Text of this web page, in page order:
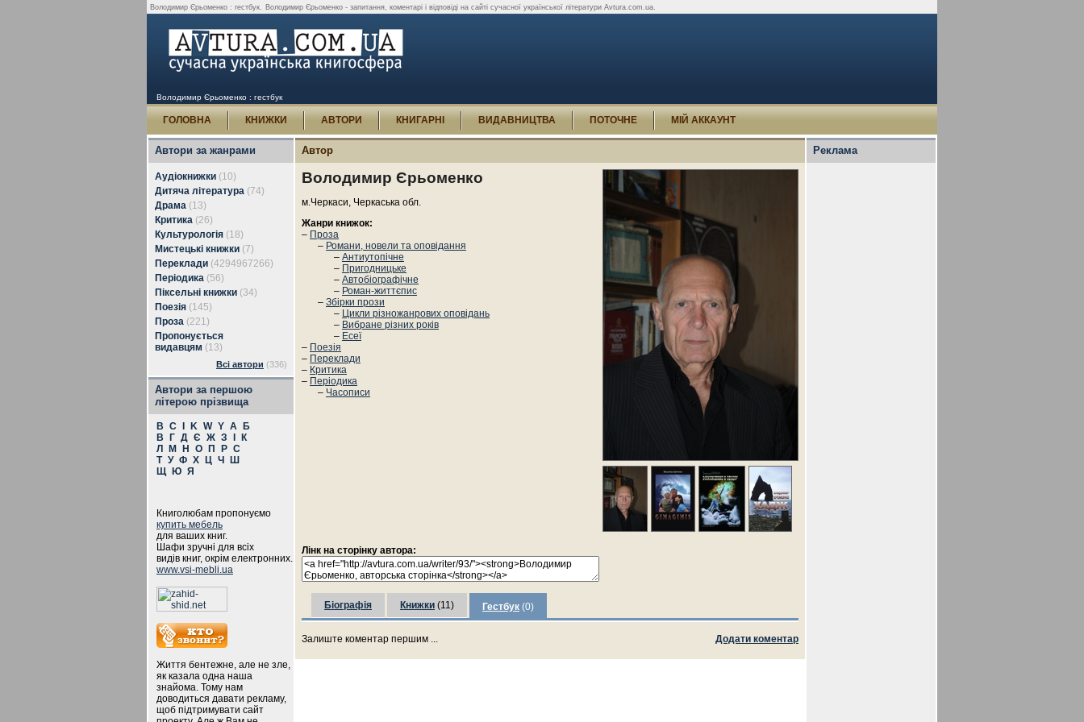
Володимир Єрьоменко : гестбук. Володимир Єрьоменко - запитання, коментарі і відповіді на сайті сучасної української літератури Avtura.com.ua.
Володимир Єрьоменко : гестбук
ГОЛОВНА КНИЖКИ АВТОРИ КНИГАРНІ ВИДАВНИЦТВА ПОТОЧНЕ МІЙ АККАУНТ
Автори за жанрами
Аудіокнижки (10)
Дитяча література (74)
Драма (13)
Критика (26)
Культурологія (18)
Мистецькі книжки (7)
Переклади (4294967266)
Періодика (56)
Піксельні книжки (34)
Поезія (145)
Проза (221)
Пропонується
видавцям (13)
Всі автори (336)
Автори за першою
літерою прізвища
B C K W Y А
Б
В
Г Д Є Ж З
К
Л
М Н О П Р С
Т У Ф Х Ц Ч
Ш
Щ
Ю Я
Книголюбам пропонуємо
купить мебель
для ваших книг.
Шафи зручні для всіх
видів книг, окрім електронних.
www.vsi-mebli.ua
Життя бентежне, але не зле,
як казала одна наша
знайома. Тому нам
доводиться давати рекламу,
щоб підтримувати сайт
Автор
Володимир Єрьоменко
м.Черкаси, Черкаська обл.
Жанри книжок:
– Проза
– Романи, новели та оповідання
– Антиутопічне
– Пригодницьке
– Автобіографічне
– Роман-життєпис
– Збірки прози
– Цикли різножанрових оповідань
– Вибране різних років
– Есеї
– Поезія
– Переклади
– Критика
– Періодика
– Часописи
Лінк на сторінку автора:
Біографія Книжки (11) Гестбук (0)
Додати коментар
Залиште коментар першим ...
Реклама